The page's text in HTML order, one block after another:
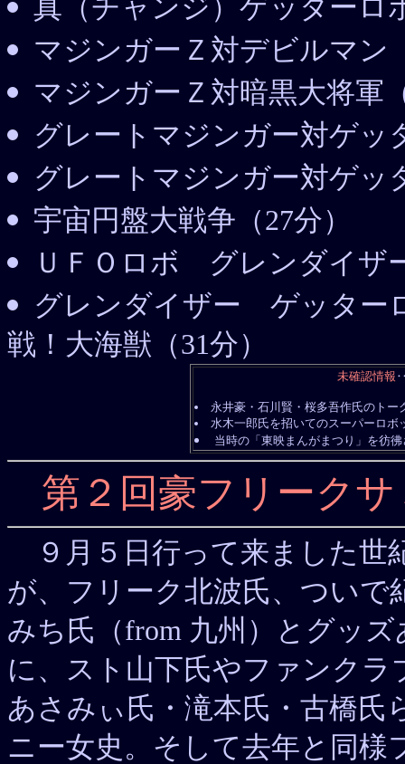
真（チャンジ）ゲッター
マジンガーＺ対デビルマン
マジンガーＺ対暗黒大将軍
グレートマジンガー対ゲッ
グレートマジンガー対ゲッ
宇宙円盤大戦争（27分）
ＵＦＯロボ グレンダイザ
グレンダイザー ゲッター
戦！大海獣（31分）
未確認情報
永井豪・石川賢・桜多吾作氏のトー
水木一郎氏を招いてのスーパーロボ
当時の「東映まんがまつり」を彷
第２回豪フリーク
９月５日行って来ました世
が、フリーク北波氏、ついで
みち氏（from 九州）とグッ
に、スト山下氏やファンクラ
あさみぃ氏・滝本氏・古橋氏
ニー女史。そして去年と同